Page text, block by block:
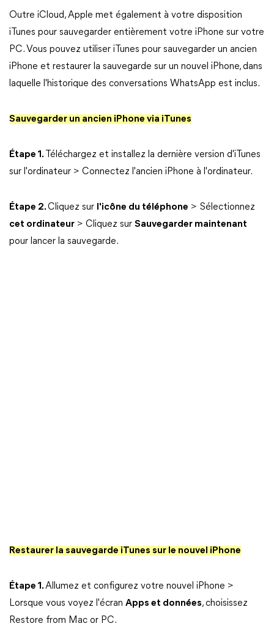
Outre iCloud, Apple met également à votre disposition
iTunes pour sauvegarder entièrement votre iPhone sur votre
PC. Vous pouvez utiliser iTunes pour sauvegarder un ancien
iPhone et restaurer la sauvegarde sur un nouvel iPhone, dans
laquelle l'historique des conversations WhatsApp est inclus.
Sauvegarder un ancien iPhone via iTunes
Étape 1.
Téléchargez et installez la dernière version d'iTunes
sur l'ordinateur > Connectez l'ancien iPhone à l'ordinateur.
Étape 2.Cliquez sur l'icône du téléphone > Sélectionnez
cet ordinateur > Cliquez sur Sauvegarder maintenant
pour lancer la sauvegarde.
Restaurer la sauvegarde iTunes sur le nouvel iPhone
Étape 1.Allumez et configurez votre nouvel iPhone >
Lorsque vous voyez l'écran Apps et données, choisissez
Restore from Mac or PC.